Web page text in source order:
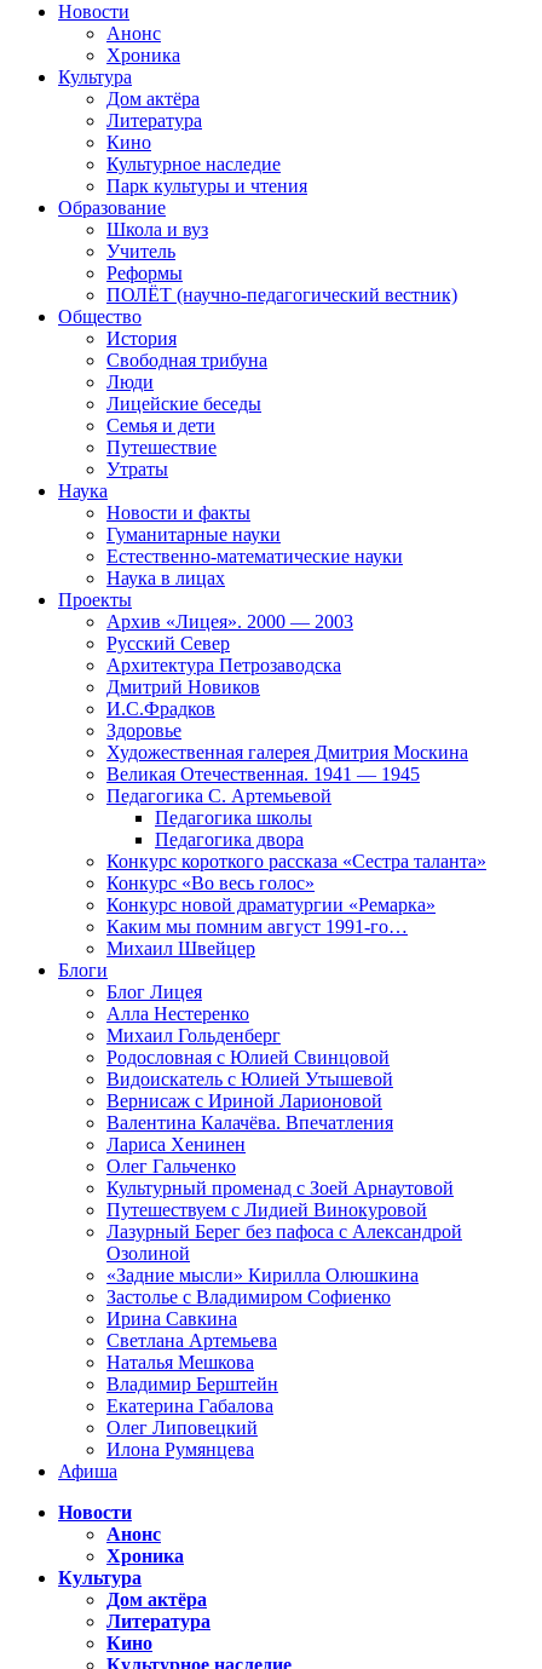
Новости
Анонс
Хроника
Культура
Дом актёра
Литература
Кино
Культурное наследие
Парк культуры и чтения
Образование
Школа и вуз
Учитель
Реформы
ПОЛЁТ (научно-педагогический вестник)
Общество
История
Свободная трибуна
Люди
Лицейские беседы
Семья и дети
Путешествие
Утраты
Наука
Новости и факты
Гуманитарные науки
Естественно-математические науки
Наука в лицах
Проекты
Архив «Лицея». 2000 — 2003
Русский Север
Архитектура Петрозаводска
Дмитрий Новиков
И.С.Фрадков
Здоровье
Художественная галерея Дмитрия Москина
Великая Отечественная. 1941 — 1945
Педагогика С. Артемьевой
Педагогика школы
Педагогика двора
Конкурс короткого рассказа «Сестра таланта»
Конкурс «Во весь голос»
Конкурс новой драматургии «Ремарка»
Каким мы помним август 1991-го…
Михаил Швейцер
Блоги
Блог Лицея
Алла Нестеренко
Михаил Гольденберг
Родословная с Юлией Свинцовой
Видоискатель с Юлией Утышевой
Вернисаж с Ириной Ларионовой
Валентина Калачёва. Впечатления
Лариса Хенинен
Олег Гальченко
Культурный променад с Зоей Арнаутовой
Путешествуем с Лидией Винокуровой
Лазурный Берег без пафоса с Александрой
Озолиной
«Задние мысли» Кирилла Олюшкина
Застолье с Владимиром Софиенко
Ирина Савкина
Светлана Артемьева
Наталья Мешкова
Владимир Берштейн
Екатерина Габалова
Олег Липовецкий
Илона Румянцева
Афиша
Новости
Анонс
Хроника
Культура
Дом актёра
Литература
Кино